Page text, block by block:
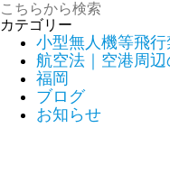
カテゴリー
小型無人機等飛
航空法｜空港周辺
福岡
ブログ
お知らせ